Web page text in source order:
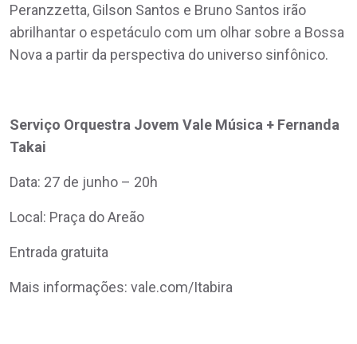
Peranzzetta, Gilson Santos e Bruno Santos irão
abrilhantar o espetáculo com um olhar sobre a Bossa
Nova a partir da perspectiva do universo sinfônico.
Serviço Orquestra Jovem Vale Música + Fernanda
Takai
Data: 27 de junho – 20h
Local: Praça do Areão
Entrada gratuita
Mais informações: vale.com/Itabira